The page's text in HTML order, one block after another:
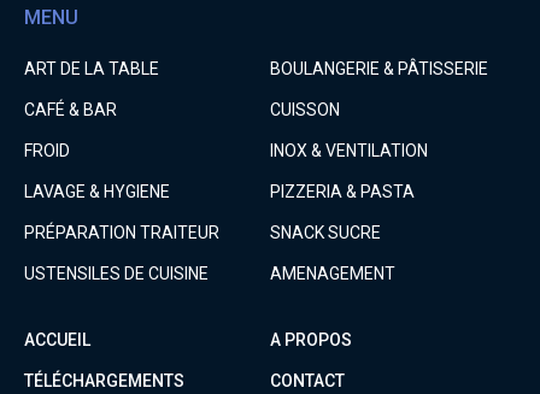
MENU
ART DE LA TABLE BOULANGERIE & PÂTISSERIE
CAFÉ & BAR CUISSON
FROID INOX & VENTILATION
LAVAGE & HYGIENE PIZZERIA & PASTA
PRÉPARATION TRAITEUR SNACK SUCRE
USTENSILES DE CUISINE AMENAGEMENT
ACCUEIL A PROPOS
TÉLÉCHARGEMENTS CONTACT